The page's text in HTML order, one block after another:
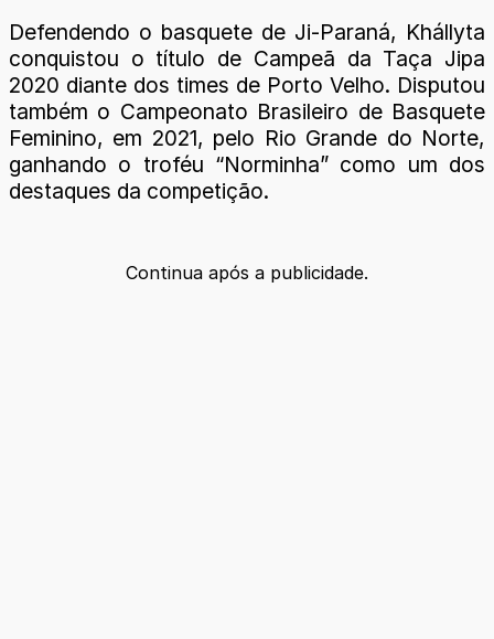
Defendendo o basquete de Ji-Paraná, Khállyta
conquistou o título de Campeã da Taça Jipa
2020 diante dos times de Porto Velho. Disputou
também o Campeonato Brasileiro de Basquete
Feminino, em 2021, pelo Rio Grande do Norte,
ganhando o troféu “Norminha” como um dos
destaques da competição.
Continua após a publicidade.